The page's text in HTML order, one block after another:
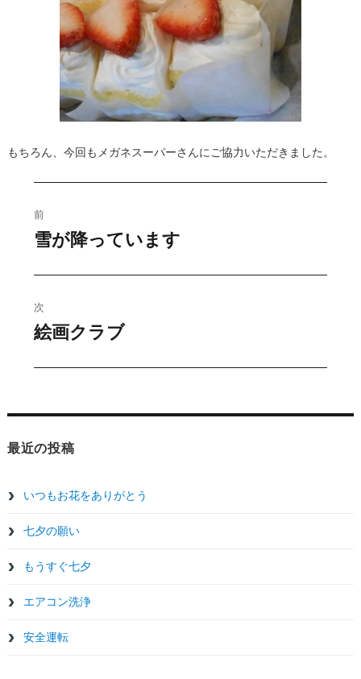
もちろん、今回もメガネスーパーさんにご協力いただきました。
稿
ナ
ビ
ゲ
ー
ョ
前
過
投
稿:
雪が降っています
次
次
絵画クラブ
最近の投稿
いつもお花をありがとう
七夕の願い
もうすぐ七夕
エアコン洗浄
安全運転